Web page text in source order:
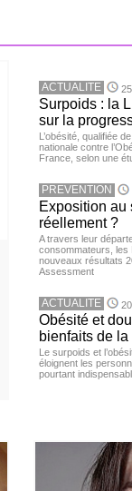
ACTUALITE
Surpoids : la
sur la
L’obésité, qualifiée
nationale contre
France, selon une
PREVENTION
Exposition au
réellement ?
A travers leur
consommateurs, les
nouveaux résultats
Assessment
ACTUALITE
Obésité et
bienfaits de
Le surpoids et
éloignent les
pourtant